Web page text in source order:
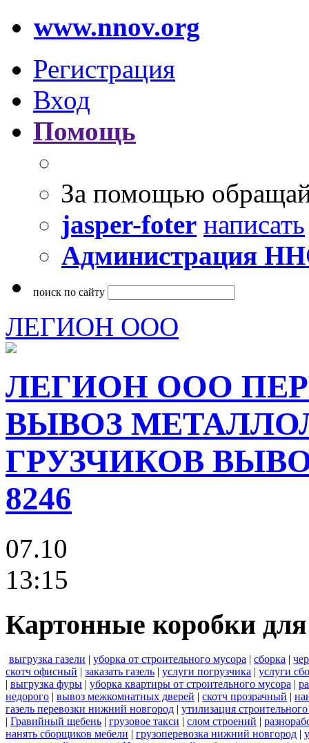
www.nnov.org
Регистрация
Вход
Помощь
За помощью
jasper-foter написать
Администрация
поиск по сайту
ЛЕГИОН ООО
ЛЕГИОН ООО
ВЫВОЗ
ГРУЗЧИКОВ
8246
07.10
13:15
Картонные коробки для
выгрузка газели | уборка от строительного мусора | сборка |
скотч офисный | заказать газель | услуги погрузчика | услуги
| выгрузка фуры | уборка квартиры от строительного мусора |
недорого | вывоз межкомнатных дверей | скотч прозрачный |
газель перевозки нижний новгород | утилизация
| Гравийный щебень | грузовое такси | слом строений |
нанять сборщиков мебели | грузоперевозка нижний новгород |